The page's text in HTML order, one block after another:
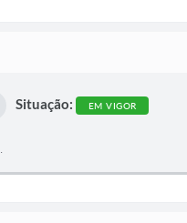
Situação: EM VIGOR